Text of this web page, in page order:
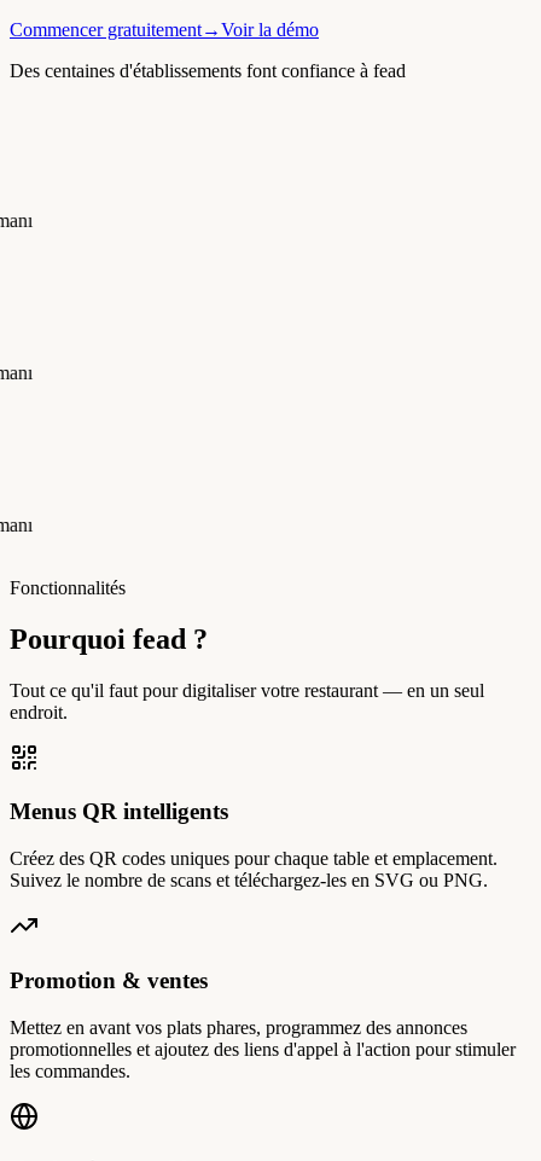
Commencer gratuitement→Voir la démo
Des centaines d'établissements font confiance à fead
Fonctionnalités
Pourquoi fead ?
Tout ce qu'il faut pour digitaliser votre restaurant — en un seul
endroit.
Menus QR intelligents
Créez des QR codes uniques pour chaque table et emplacement.
Suivez le nombre de scans et téléchargez-les en SVG ou PNG.
Promotion & ventes
Mettez en avant vos plats phares, programmez des annonces
promotionnelles et ajoutez des liens d'appel à l'action pour stimuler
les commandes.